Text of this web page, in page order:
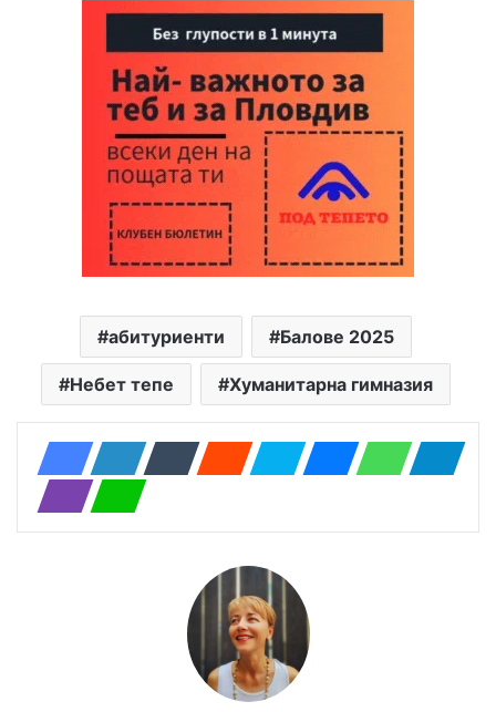
абитуриенти Балове 2025
Небет тепе Хуманитарна гимназия